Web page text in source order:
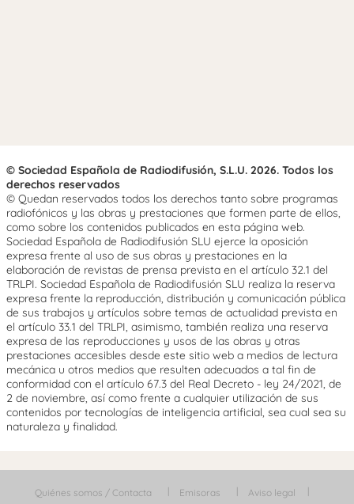
© Sociedad Española de Radiodifusión, S.L.U. 2026. Todos los
derechos reservados
© Quedan reservados todos los derechos tanto sobre programas
radiofónicos y las obras y prestaciones que formen parte de ellos,
como sobre los contenidos publicados en esta página web.
Sociedad Española de Radiodifusión SLU ejerce la oposición
expresa frente al uso de sus obras y prestaciones en la
elaboración de revistas de prensa prevista en el artículo 32.1 del
TRLPI. Sociedad Española de Radiodifusión SLU realiza la reserva
expresa frente la reproducción, distribución y comunicación pública
de sus trabajos y artículos sobre temas de actualidad prevista en
el artículo 33.1 del TRLPI, asimismo, también realiza una reserva
expresa de las reproducciones y usos de las obras y otras
prestaciones accesibles desde este sitio web a medios de lectura
mecánica u otros medios que resulten adecuados a tal fin de
conformidad con el artículo 67.3 del Real Decreto - ley 24/2021, de
2 de noviembre, así como frente a cualquier utilización de sus
contenidos por tecnologías de inteligencia artificial, sea cual sea su
naturaleza y finalidad.
Quiénes somos / Contacta Emisoras
Aviso legal